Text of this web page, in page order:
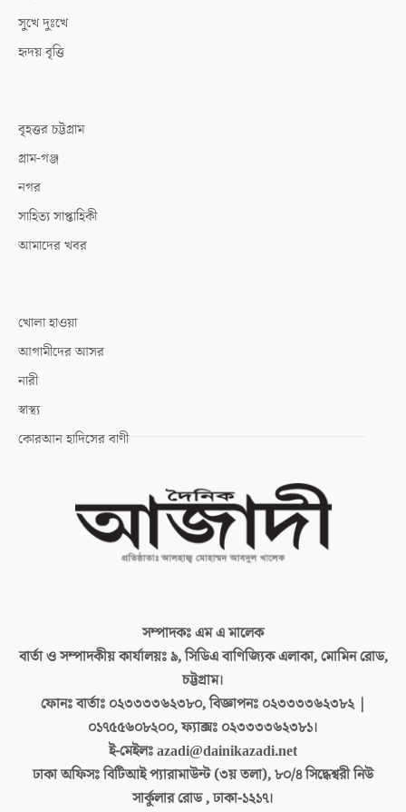
সুখে দুঃখে
হৃদয় বৃত্তি
বৃহত্তর চট্টগ্রাম
গ্রাম-গঞ্জ
নগর
সাহিত্য সাপ্তাহিকী
আমাদের খবর
খোলা হাওয়া
আগামীদের আসর
নারী
স্বাস্থ্য
কোরআন হাদিসের বাণী
সম্পাদকঃএম এ মালেক
বার্তা ও সম্পাদকীয় কার্যালয়ঃ৯, সিডিএ বাণিজ্যিক এলাকা, মোমিন রোড,
চট্টগ্রাম।
ফোনঃ বার্তাঃ ০২৩৩৩৩৬২৩৮০, বিজ্ঞাপনঃ ০২৩৩৩৩৬২৩৮২ |
০১৭৫৫৬০৮২০০, ফ্যাক্সঃ ০২৩৩৩৩৬২৩৮১।
ই-মেইলঃazadi@dainikazadi.net
ঢাকা অফিসঃবিটিআই প্যারামাউন্ট (৩য় তলা), ৮০/৪ সিদ্ধেশ্বরী নিউ
সার্কুলার রোড , ঢাকা-১২১৭।